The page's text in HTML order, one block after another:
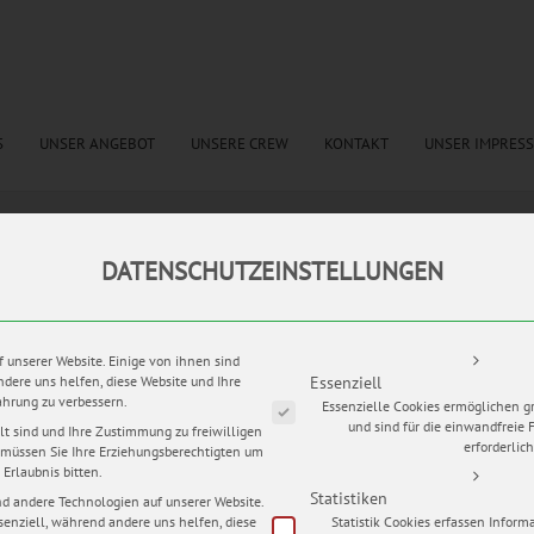
UNSER ANGEBOT UNSERE CREW KONTAKT UNSER
Brautstrauß,Brautstrauss 2016, first look,getting ready,Hochzeit Bayern
Sascha endlich soweit. Unterstützt von ihren Freundinnen schlüpfte
Und auch beim Make-Up legten sie Hand an, bevor dem Outfit
Haarreif aus Schleierkraut verliehen wurde.
DATENSCHUTZEINSTELLUNGEN
unserer Website. Einige von ihnen sind
uns helfen, diese Website und Ihre
zu verbessern.
sind und Ihre Zustimmung zu freiwilligen
Sie Ihre Erziehungsberechtigten um
Erlaubnis bitten.
andere Technologien auf unserer Website.
während andere uns helfen, diese
Es folgt eine Liste der Service-
Essenziell
Essenzielle Cookies ermöglichen
und sind für die einwandfreie
erforderlich.
Statistiken
Statistik Cookies erfassen